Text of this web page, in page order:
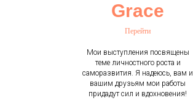
Grace
Перейти
Мои выступления посвящены
теме личностного роста и
саморазвития. Я надеюсь, вам и
вашим друзьям мои работы
придадут сил и вдохновения!